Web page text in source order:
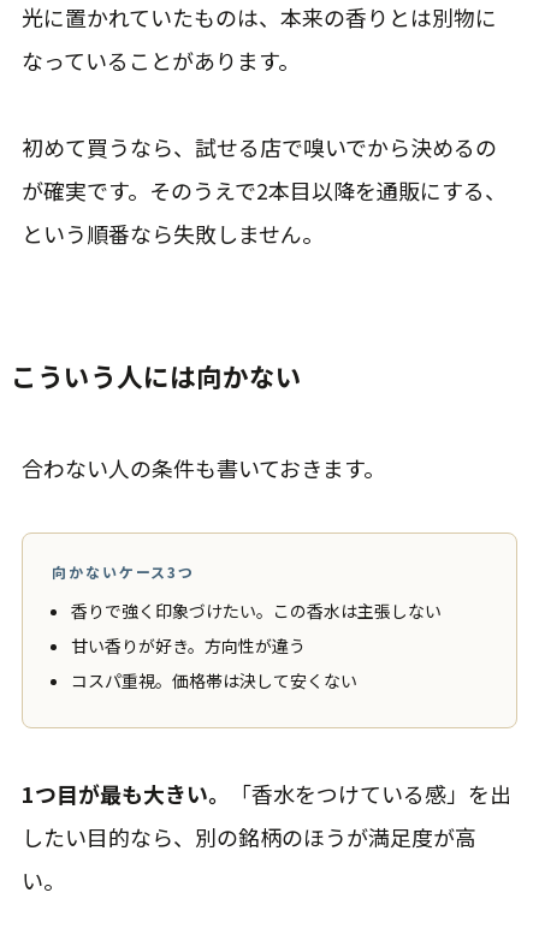
光に置かれていたものは、本来の香りとは別物に
なっていることがあります。
初めて買うなら、試せる店で嗅いでから決めるの
が確実です。そのうえで2本目以降を通販にする、
という順番なら失敗しません。
こういう人には向かない
合わない人の条件も書いておきます。
向かないケース3つ
香りで強く印象づけたい。この香水は主張しない
甘い香りが好き。方向性が違う
コスパ重視。価格帯は決して安くない
1つ目が最も大きい。
「香水をつけている感」を出
したい目的なら、別の銘柄のほうが満足度が高
い。